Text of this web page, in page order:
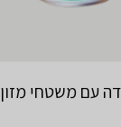
עם משטחי מזון